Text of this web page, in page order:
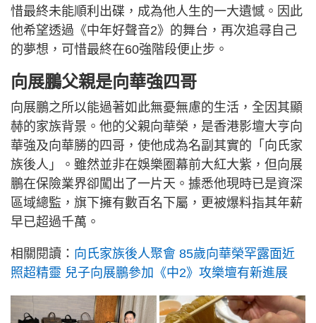
惜最終未能順利出碟，成為他人生的一大遺憾。因此
他希望透過《中年好聲音2》的舞台，再次追尋自己
的夢想，可惜最終在60強階段便止步。
向展鵬父親是向華強四哥
向展鵬之所以能過著如此無憂無慮的生活，全因其顯
赫的家族背景。他的父親向華榮，是香港影壇大亨向
華強及向華勝的四哥，使他成為名副其實的「向氏家
族後人」。雖然並非在娛樂圈幕前大紅大紫，但向展
鵬在保險業界卻闖出了一片天。據悉他現時已是資深
區域總監，旗下擁有數百名下屬，更被爆料指其年薪
早已超過千萬。
相關閱讀： 向氏家族後人聚會 85歲向華榮罕露面近
照超精靈 兒子向展鵬參加《中2》攻樂壇有新進展